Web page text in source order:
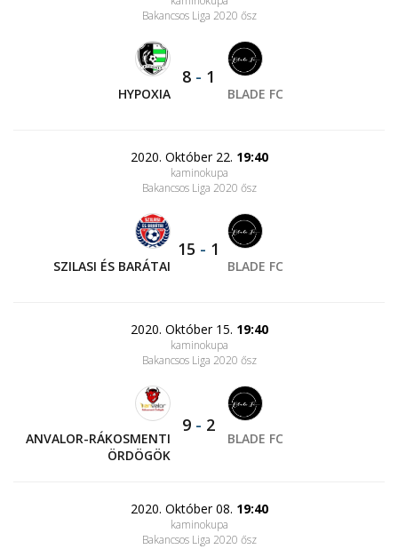
Bakancsos Liga 2020 ősz
HYPOXIA
8 - 1
BLADE FC
2020. Október 22. 19:40
kaminokupa
Bakancsos Liga 2020 ősz
SZILASI ÉS BARÁTAI
15 - 1
BLADE FC
2020. Október 15. 19:40
kaminokupa
Bakancsos Liga 2020 ősz
ANVALOR-RÁKOSMENTI
ÖRDÖGÖK
9 - 2
BLADE FC
2020. Október 08. 19:40
kaminokupa
Bakancsos Liga 2020 ősz